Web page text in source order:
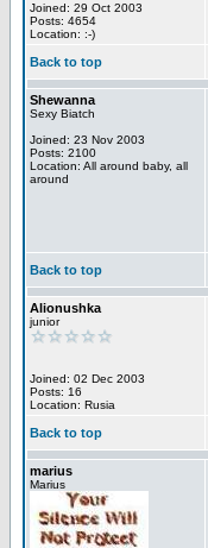
Joined: 29 Oct 2003
Posts: 4654
Location: :-)
Back to top
Shewanna
Sexy Biatch
Joined: 23 Nov 2003
Posts: 2100
Location: All around baby, all
around
Back to top
Alionushka
junior
Joined: 02 Dec 2003
Posts: 16
Location: Rusia
Back to top
marius
Marius